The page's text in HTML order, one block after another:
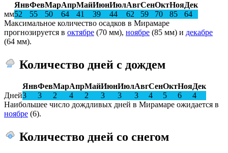
ЯнвФевМарАпрМайИюнИюлАвгСенОктНояДек
мм52 55 50 64 41 39 44 62 59 70 85
64
Максимальное количество осадков в Мирамаре
прогнозируется в октябре (70 мм), ноябре (85 мм) и декабре
(64 мм).
Количество дней с дождем
ЯнвФевМарАпрМайИюнИюлАвгСенОктНояДек
Дней3 3 2 4 2 3 3 3 4 5 6
4
Наибольшее число дождливых дней в Мирамаре ожидается в
ноябре (6).
Количество дней со снегом